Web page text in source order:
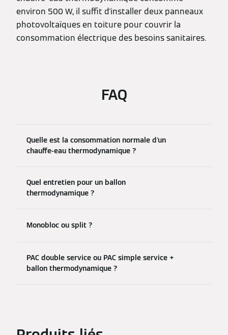
environ 500 W, il suffit d'installer deux panneaux
photovoltaïques en toiture pour couvrir la
consommation électrique des besoins sanitaires.
FAQ
Quelle est la consommation normale d'un
chauffe-eau thermodynamique ?
Quel entretien pour un ballon
thermodynamique ?
Monobloc ou split ?
PAC double service ou PAC simple service +
ballon thermodynamique ?